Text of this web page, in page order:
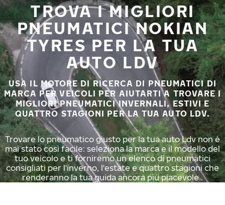
TROVA I MIGLIORI
PNEUMATICI NOKIAN
TYRES PER LA TUA
AUTO LDV
USA IL MOTORE DI RICERCA DI PNEUMATICI DI
MARCA PER VEICOLI PER AIUTARTI A TROVARE I
MIGLIORI PNEUMATICI INVERNALI, ESTIVI E
QUATTRO STAGIONI PER LA TUA AUTO LDV.
Trovare lo pneumatico giusto per la tua auto Ldv non è
mai stato così facile: seleziona la marca e il modello del
tuo veicolo e ti forniremo un elenco di pneumatici
consigliati per l'inverno, l'estate e quattro stagioni che
renderanno la tua guida ancora più piacevole .